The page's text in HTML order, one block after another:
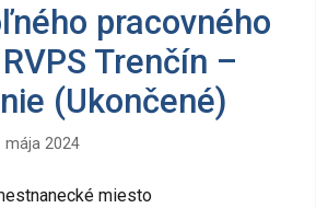
pracovného
Trenčín –
(Ukončené)
mája 2024
miesto